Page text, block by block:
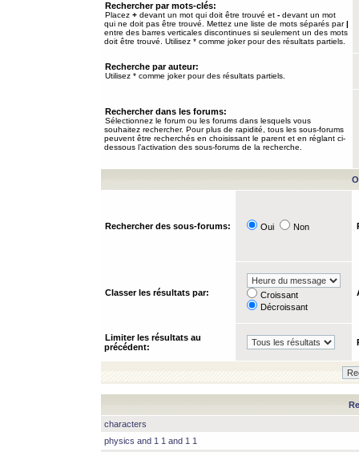
Rechercher par mots-clés:
Placez + devant un mot qui doit être trouvé et - devant un mot
qui ne doit pas être trouvé. Mettez une liste de mots séparés par|
entre des barres verticales discontinues si seulement un des mots
doit être trouvé. Utilisez * comme joker pour des résultats partiels.
Recherche par auteur:
Utilisez * comme joker pour des résultats partiels.
Rechercher dans les forums:
Sélectionnez le forum ou les forums dans lesquels vous
souhaitez rechercher. Pour plus de rapidité, tous les sous-forums
peuvent être recherchés en choisissant le parent et en réglant ci-
dessous l’activation des sous-forums de la recherche.
Rechercher des sous-forums: Oui Non
Classer les résultats par:
Croissant
Décroissant
Limiter les résultats au
précédent:
characters
physics and 1 1 and 1 1